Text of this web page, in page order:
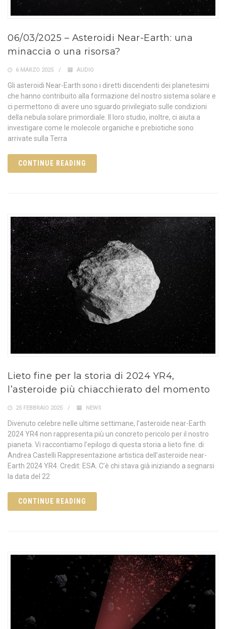
06/03/2025 – Asteroidi Near-Earth: una
minaccia o una risorsa?
6 MARZO 2025 AUDIO
Gli asteroidi Near-Earth sono i diretti discendenti dei planetesimi
che hanno contribuito alla formazione del nostro sistema solare e
ci permettono di avere uno sguardo privilegiato sulle condizioni
della nebula solare primordiale. Il loro studio, inoltre, ci aiuta a
investigare come le molecole organiche e prebiotiche sono
arrivate sulla Terra
CONTINUE READING
Lieto fine per la storia di 2024 YR4,
l’asteroide più chiacchierato del momento
25 FEBBRAIO 2025 NEWS
Divenuto celebre nelle ultime settimane, l’asteroide near-Earth
2024 YR4 non rappresenta più un concreto pericolo per il nostro
pianeta. Vi raccontiamo l’epilogo di questa storia a lieto fine. di
Andrea Castelli Rappresentazione artistica dell’asteroide near-
Earth 2024 YR4. Credit: ESA. C’è chi stava già iniziando a segnarsi
la data del 22
CONTINUE READING